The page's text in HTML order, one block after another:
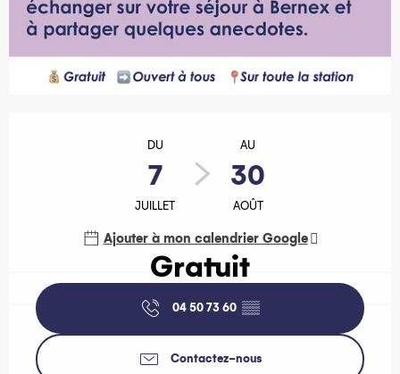
DU
7
JUILLET
AU
30
AOÛT
Ajouter à mon calendrier Google
Gratuit
04 50 73 60 ▒▒
Contactez-nous